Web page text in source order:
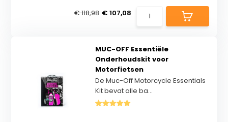
€ 118,98 € 107,08
MUC-OFF Essentiële
Onderhoudskit voor
Motorfietsen
De Muc-Off Motorcycle Essentials
Kit bevat alle ba...